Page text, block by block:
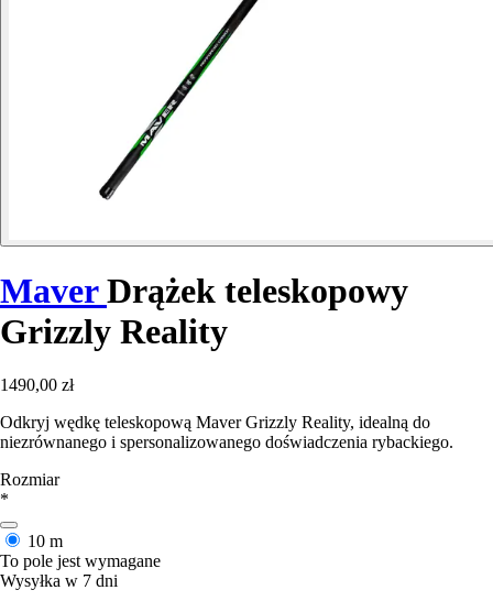
MaverDrążek teleskopowy
Grizzly Reality
1490,00 zł
Odkryj wędkę teleskopową Maver Grizzly Reality, idealną do
niezrównanego i spersonalizowanego doświadczenia rybackiego.
Rozmiar
*
10 m
To pole jest wymagane
Wysyłka w 7 dni